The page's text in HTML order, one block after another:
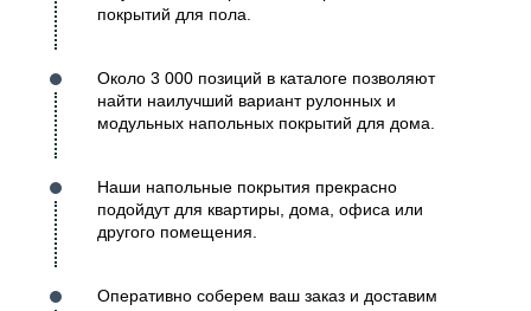
покрытий для пола.
Около 3 000 позиций в каталоге позволяют
найти наилучший вариант рулонных и
модульных напольных покрытий для дома.
Наши напольные покрытия прекрасно
подойдут для квартиры, дома, офиса или
другого помещения.
Оперативно соберем ваш заказ и доставим